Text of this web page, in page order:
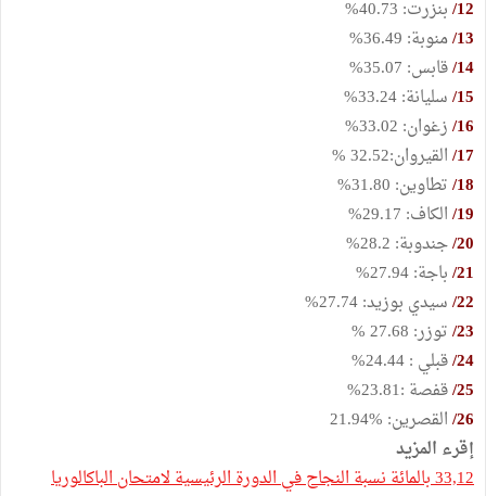
12/ بنزرت: 40.73%
13/ منوبة: 36.49%
14/ قابس: 35.07%
15/ سليانة: 33.24%
16/ زغوان: 33.02%
17/ القيروان:32.52 %
18/ تطاوين: 31.80%
19/ الكاف: 29.17%
20/ جندوبة: 28.2%
21/ باجة: 27.94%
22/ سيدي بوزيد: 27.74%
23/ توزر: 27.68 %
24/ قبلي : 24.44%
25/ قفصة :23.81%
26/ القصرين: %21.94
إقرء المزيد
33,12 بالمائة نسبة النجاح في الدورة الرئيسية لامتحان الباكالوريا